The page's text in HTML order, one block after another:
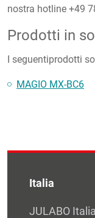
nostra hotline +49
Prodotti in
I seguentiprodotti
MAGIO MX-BC6
Italia
JULABO